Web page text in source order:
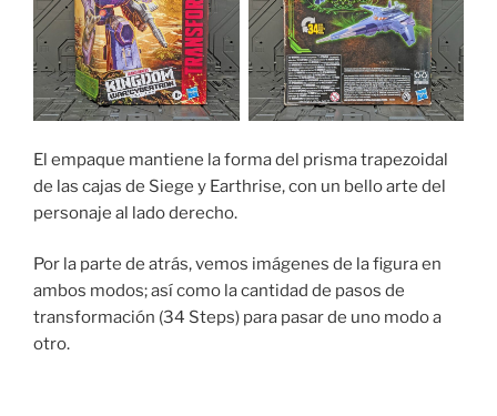
El empaque mantiene la forma del prisma trapezoidal
de las cajas de Siege y Earthrise, con un bello arte del
personaje al lado derecho.
Por la parte de atrás, vemos imágenes de la figura en
ambos modos; así como la cantidad de pasos de
transformación (34 Steps) para pasar de uno modo a
otro.